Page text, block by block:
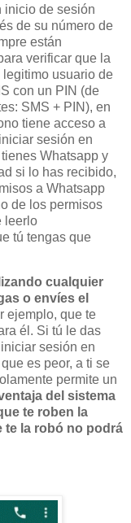
inicio de sesión
de su número de
están
verificar que la
usuario de
con un PIN (de
SMS + PIN), en
tiene acceso a
sesión en
Whatsapp y
si lo has recibido,
a Whatsapp
de los permisos
leerlo
tú tengas que
cualquier
o envíes el
ejemplo, que te
él. Si tú le das
sesión en
es peor, a ti se
permite un
del sistema
te roben la
te la robó no podrá